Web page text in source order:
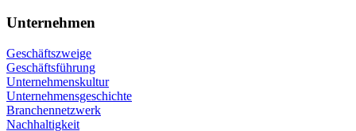
Unternehmen
Geschäftszweige
Geschäftsführung
Unternehmenskultur
Unternehmensgeschichte
Branchennetzwerk
Nachhaltigkeit